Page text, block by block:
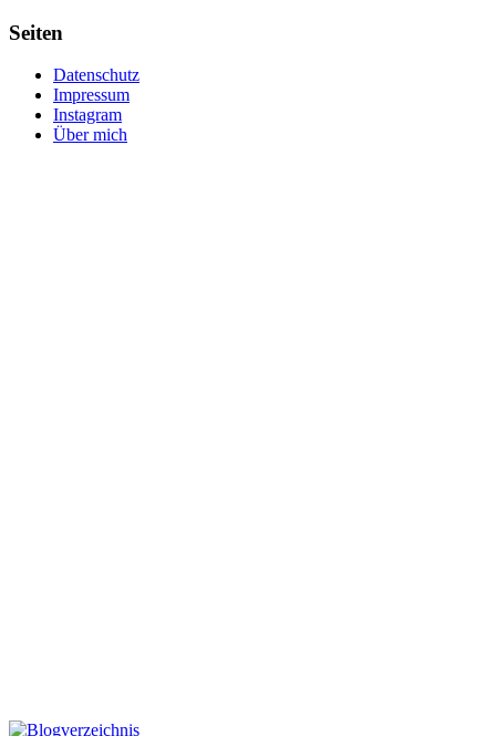
Seiten
Datenschutz
Impressum
Instagram
Über mich